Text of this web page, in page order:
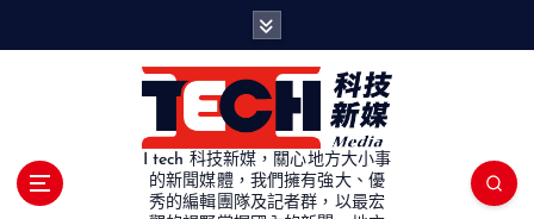
I tech 科技新媒，關心地方大小事
的新聞媒體，我們擁有強大、優
秀的編輯團隊及記者群，以最宏